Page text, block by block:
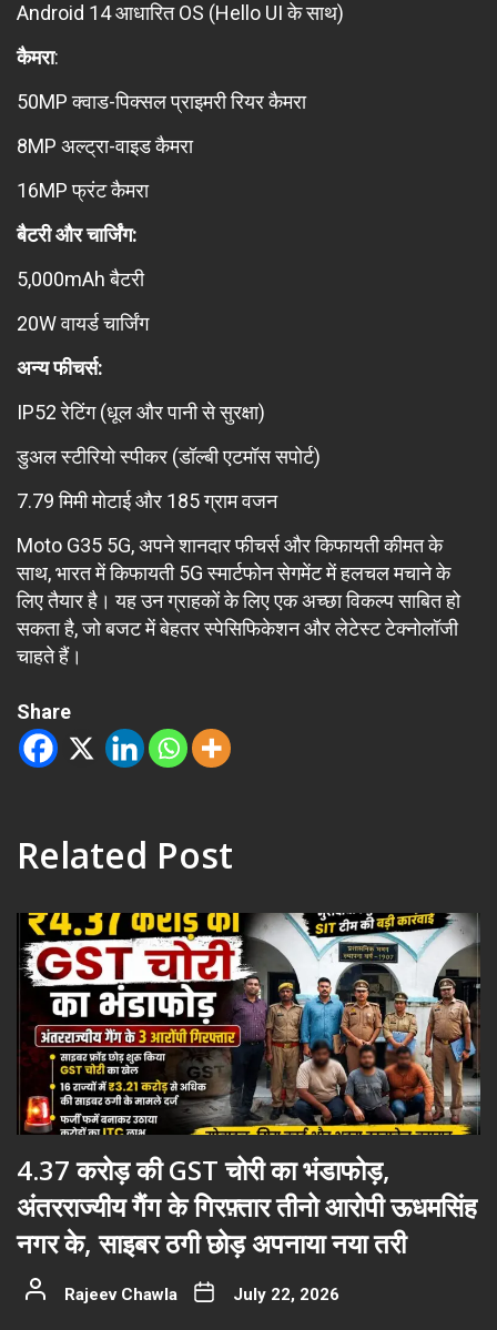
Android 14 आधारित OS (Hello UI के साथ)
कैमरा:
50MP क्वाड-पिक्सल प्राइमरी रियर कैमरा
8MP अल्ट्रा-वाइड कैमरा
16MP फ्रंट कैमरा
बैटरी और चार्जिंग:
5,000mAh बैटरी
20W वायर्ड चार्जिंग
अन्य फीचर्स:
IP52 रेटिंग (धूल और पानी से सुरक्षा)
डुअल स्टीरियो स्पीकर (डॉल्बी एटमॉस सपोर्ट)
7.79 मिमी मोटाई और 185 ग्राम वजन
Moto G35 5G, अपने शानदार फीचर्स और किफायती कीमत के
साथ, भारत में किफायती 5G स्मार्टफोन सेगमेंट में हलचल मचाने के
लिए तैयार है। यह उन ग्राहकों के लिए एक अच्छा विकल्प साबित हो
सकता है, जो बजट में बेहतर स्पेसिफिकेशन और लेटेस्ट टेक्नोलॉजी
चाहते हैं।
Share
Related Post
4.37 करोड़ की GST चोरी का भंडाफोड़,
अंतरराज्यीय गैंग के गिरफ़्तार तीनो आरोपी ऊधमसिंह
नगर के, साइबर ठगी छोड़ अपनाया नया तरी
Rajeev Chawla July 22, 2026